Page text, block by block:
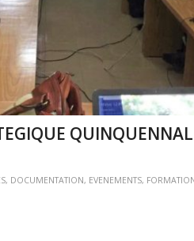
, DOCUMENTATION, EVENEMENTS,